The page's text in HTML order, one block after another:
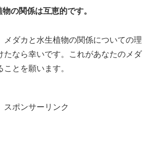
の関係は互恵的です。
メダカと水生植物の関係についての理
たなら幸いです。これがあなたのメダ
とを願います。
スポンサーリンク